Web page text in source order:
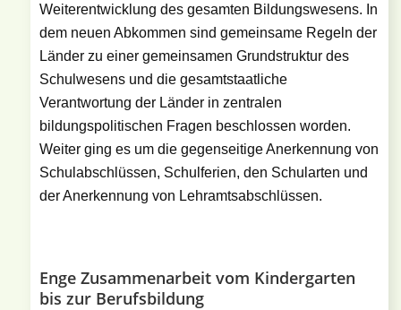
Weiterentwicklung des gesamten Bildungswesens. In
dem neuen Abkommen sind gemeinsame Regeln der
Länder zu einer gemeinsamen Grundstruktur des
Schulwesens und die gesamtstaatliche
Verantwortung der Länder in zentralen
bildungspolitischen Fragen beschlossen worden.
Weiter ging es um die gegenseitige Anerkennung von
Schulabschlüssen, Schulferien, den Schularten und
der Anerkennung von Lehramtsabschlüssen.
Enge Zusammenarbeit vom Kindergarten
bis zur Berufsbildung